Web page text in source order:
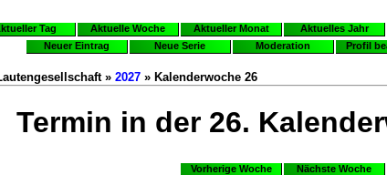
Tag Aktuelle Woche Aktueller Monat
Aktuelles Jahr
Neuer Eintrag
Neue Serie Moderation Profil
» 2027 » Kalenderwoche 26
Termin in der 26.
Vorherige Woche Nächste Woche